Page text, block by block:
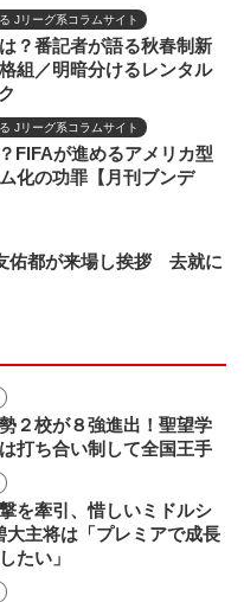
Jリーグ系コラムサイト
？番記者が語る秋春制新
組／明暗分けるレンタル
Jリーグ系コラムサイト
FIFAが進めるアメリカ型
化の功罪【月刊ブンデ
佑都が来場し挨拶 去就に
２校が８強進出！聖望学
打ち合い制して全国王手
を牽引、惜しいミドルシ
主将は「プレミアで成長
たい」